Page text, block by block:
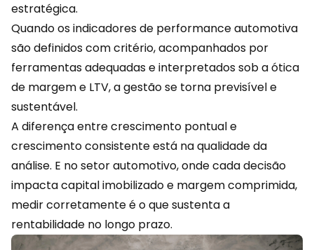
estratégica.
Quando os indicadores de performance automotiva
são definidos com critério, acompanhados por
ferramentas adequadas e interpretados sob a ótica
de margem e LTV, a gestão se torna previsível e
sustentável.
A diferença entre crescimento pontual e
crescimento consistente está na qualidade da
análise. E no setor automotivo, onde cada decisão
impacta capital imobilizado e margem comprimida,
medir corretamente é o que sustenta a
rentabilidade no longo prazo.